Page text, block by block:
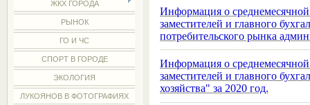
ЖКХ ГОРОДА
РЫНОК
ГО И ЧС
СПОРТ В ГОРОДЕ
ЭКОЛОГИЯ
ЛУКОЯНОВ В ФОТОГРАФИЯХ
Информация о среднемесячной
заместителей и главного
потребительского рынка
Информация о среднемесячной
заместителей и главного
хозяйства" за 2020 год.